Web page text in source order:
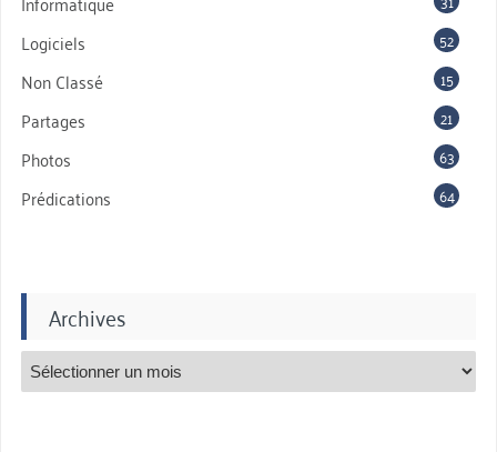
Logiciels 52
Non Classé 15
Partages 21
Photos 63
Prédications 64
Archives